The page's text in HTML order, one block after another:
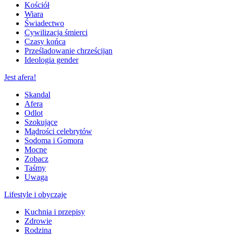
Kościół
Wiara
Świadectwo
Cywilizacja śmierci
Czasy końca
Prześladowanie chrześcijan
Ideologia gender
Jest afera!
Skandal
Afera
Odlot
Szokujące
Mądrości celebrytów
Sodoma i Gomora
Mocne
Zobacz
Taśmy
Uwaga
Lifestyle i obyczaje
Kuchnia i przepisy
Zdrowie
Rodzina